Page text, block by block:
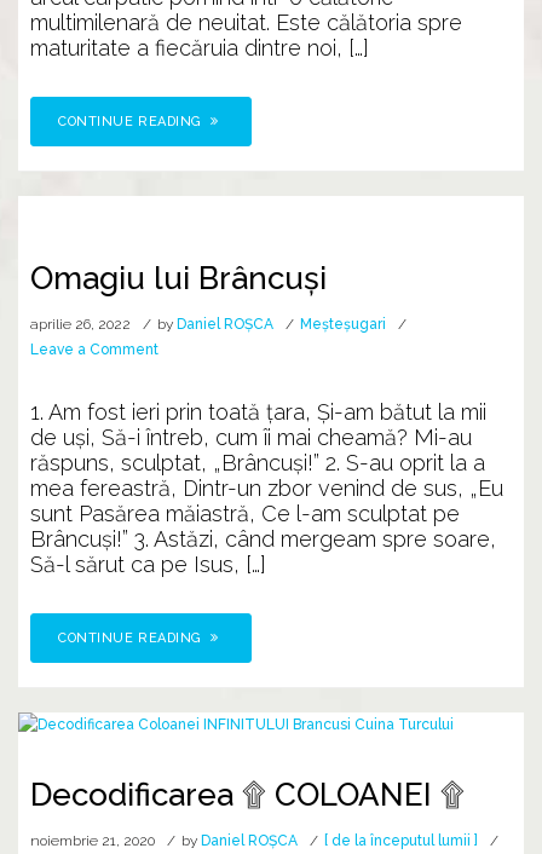
multimilenară de neuitat. Este călătoria spre
maturitate a fiecăruia dintre noi, […]
CONTINUE READING
Omagiu lui Brâncuși
aprilie 26, 2022 by Daniel ROȘCA
Meșteșugari
Leave a Commenton
Brâncuși
1. Am fost ieri prin toată ţara, Și-am bătut la mii
de uşi, Să-i întreb, cum îi mai cheamă? Mi-au
răspuns, sculptat, „Brâncuşi!” 2. S-au oprit la a
mea fereastră, Dintr-un zbor venind de sus, „Eu
sunt Pasărea măiastră, Ce l-am sculptat pe
Brâncuși!” 3. Astăzi, când mergeam spre soare,
Să-l sărut ca pe Isus, […]
CONTINUE READING
Decodificarea ۩ COLOANEI ۩
noiembrie 21, 2020 by Daniel ROȘCA
[ de la începutul lumii ]